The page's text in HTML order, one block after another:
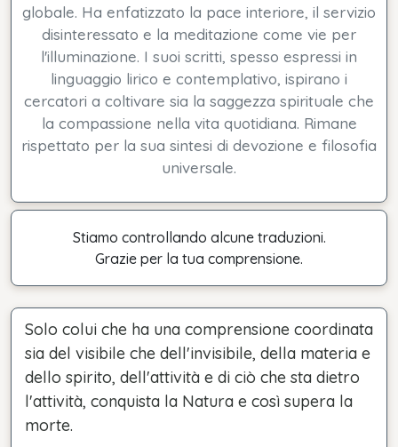
globale. Ha enfatizzato la pace interiore, il servizio
disinteressato e la meditazione come vie per
l'illuminazione. I suoi scritti, spesso espressi in
linguaggio lirico e contemplativo, ispirano i
cercatori a coltivare sia la saggezza spirituale che
la compassione nella vita quotidiana. Rimane
rispettato per la sua sintesi di devozione e filosofia
universale.
Stiamo controllando alcune traduzioni.
Grazie per la tua comprensione.
Solo colui che ha una comprensione coordinata
sia del visibile che dell'invisibile, della materia e
dello spirito, dell'attività e di ciò che sta dietro
l'attività, conquista la Natura e così supera la
morte.